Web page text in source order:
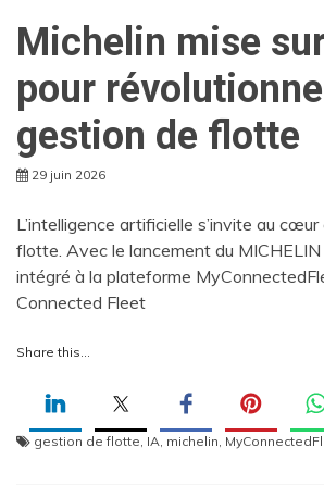
Michelin mise
pour
gestion de flotte
29 juin 2026
L’intelligence artificielle s’invite au
flotte. Avec le lancement du
intégré à la plateforme
Connected Fleet
Share this...
gestion de flotte IA michelin